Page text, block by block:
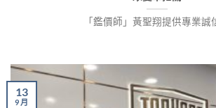
「鑑價師」黃聖翔提供專業誠
13
9 月